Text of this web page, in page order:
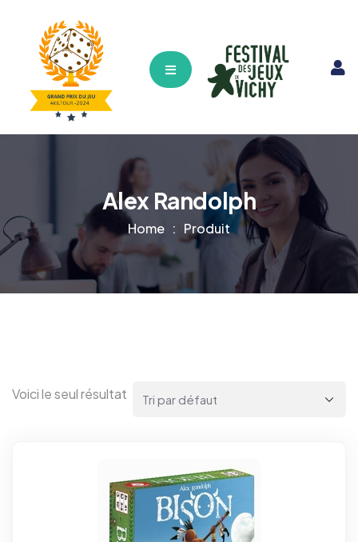
Hamburger Toggle Menu
Alex Randolph
Home Produit
Voici le seul résultat